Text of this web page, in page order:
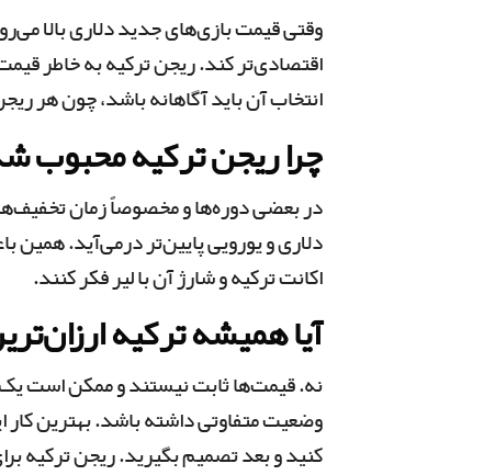
وقتی قیمت بازی‌های جدید دلاری بالا
اقتصادی‌تر کند. ریجن ترکیه به خاطر
انتخاب آن باید آگاهانه باشد، چون هر
چرا ریجن ترکیه محبوب
در بعضی دوره‌ها و مخصوصاً زمان
دلاری و یورویی پایین‌تر درمی‌آید. همین
اکانت ترکیه و شارژ آن با لیر فکر کنند.
آیا همیشه ترکیه
نه. قیمت‌ها ثابت نیستند و ممکن است یک
وضعیت متفاوتی داشته باشد. بهترین
کنید و بعد تصمیم بگیرید. ریجن ترکیه